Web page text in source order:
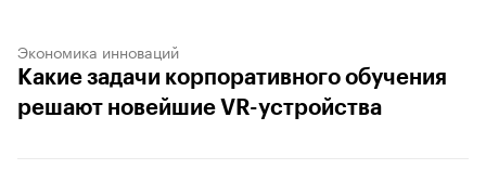
Экономика инноваций
Какие задачи корпоративного обучения
решают новейшие VR-устройства